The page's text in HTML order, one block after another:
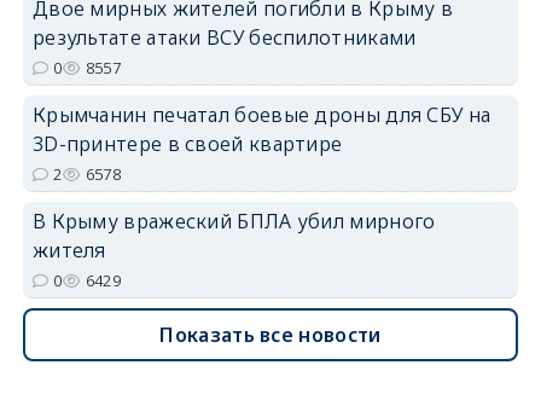
Двое мирных жителей погибли в Крыму в
результате атаки ВСУ беспилотниками
0 8557
Крымчанин печатал боевые дроны для СБУ на
3D-принтере в своей квартире
2 6578
В Крыму вражеский БПЛА убил мирного
жителя
0 6429
Показать все новости